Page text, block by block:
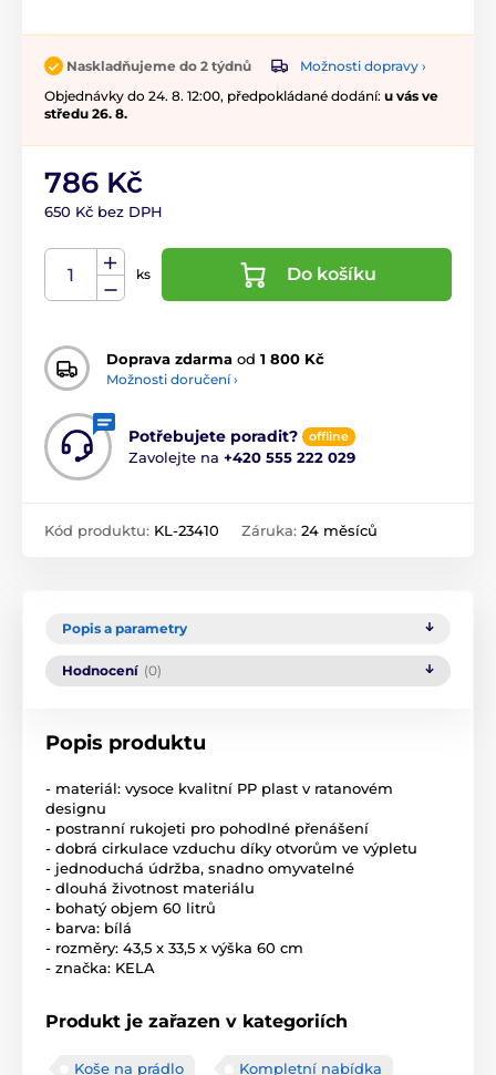
Naskladňujeme do 2 týdnů
Možnosti dopravy ›
Objednávky do 24. 8. 12:00, předpokládané dodání: u vás ve
středu 26. 8.
786 Kč
650 Kč bez DPH
ks Do košíku
Doprava zdarma od 1 800 Kč
Možnosti doručení ›
Potřebujete poradit? offline
Zavolejte na +420 555 222 029
Kód produktu: KL-23410 Záruka: 24 měsíců
Popis a parametry
Hodnocení (0)
Popis produktu
- materiál: vysoce kvalitní PP plast v ratanovém
designu
- postranní rukojeti pro pohodlné přenášení
- dobrá cirkulace vzduchu díky otvorům ve výpletu
- jednoduchá údržba, snadno omyvatelné
- dlouhá životnost materiálu
- bohatý objem 60 litrů
- barva: bílá
- rozměry: 43,5 x 33,5 x výška 60 cm
- značka: KELA
Produkt je zařazen v kategoriích
Koše na prádlo Kompletní nabídka